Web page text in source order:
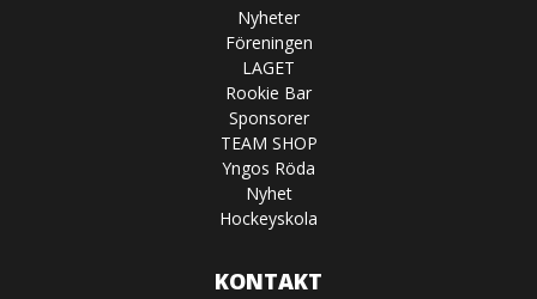
Nyheter
Föreningen
LAGET
Rookie Bar
Sponsorer
TEAM SHOP
Yngos Röda
Nyhet
Hockeyskola
KONTAKT